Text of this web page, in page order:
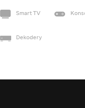
Smart TV
Dekodery